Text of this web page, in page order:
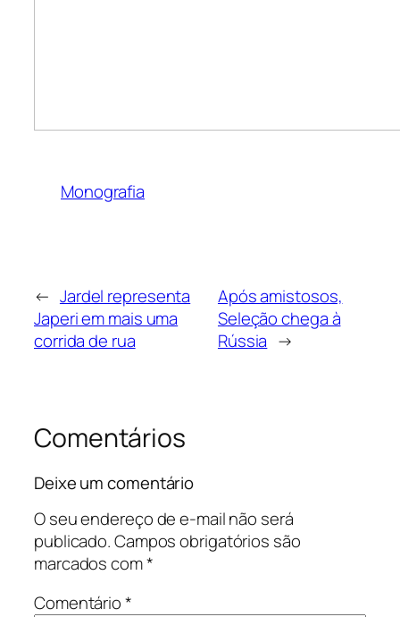
Monografia
← Jardel representa
Japeri em mais uma
corrida de rua
Após amistosos,
Seleção chega à
Rússia →
Comentários
Deixe um comentário
O seu endereço de e-mail não será
publicado.Campos obrigatórios são
marcados com*
Comentário*